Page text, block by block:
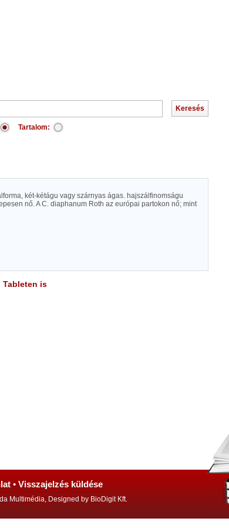
Tartalom:
két-kétágu vagy szárnyas ágas. hajszálfinomságu
nő. A C. diaphanum Roth az európai partokon nő; mint
is
• Visszajelzés küldése
Multimédia, Designed by BioDigit Kft.